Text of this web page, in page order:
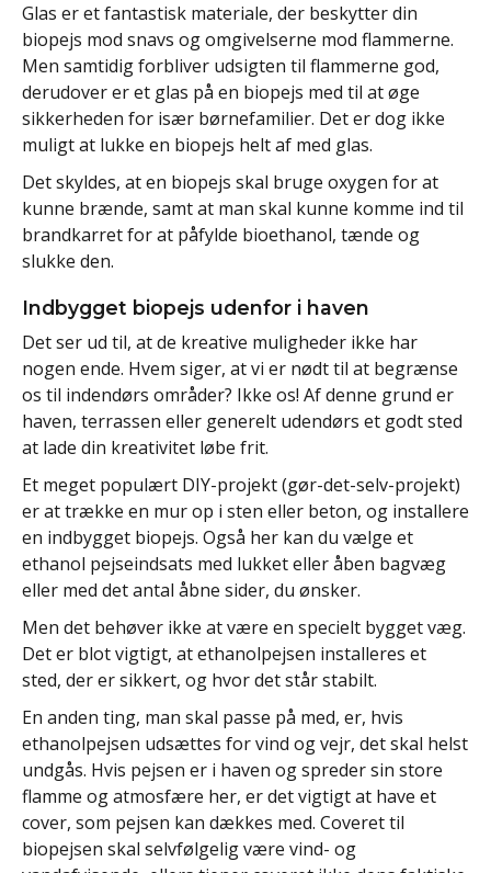
Glas er et fantastisk materiale, der beskytter din
biopejs mod snavs og omgivelserne mod flammerne.
Men samtidig forbliver udsigten til flammerne god,
derudover er et glas på en biopejs med til at øge
sikkerheden for især børnefamilier. Det er dog ikke
muligt at lukke en biopejs helt af med glas.
Det skyldes, at en biopejs skal bruge oxygen for at
kunne brænde, samt at man skal kunne komme ind til
brandkarret for at påfylde bioethanol, tænde og
slukke den.
Indbygget biopejs udenfor i haven
Det ser ud til, at de kreative muligheder ikke har
nogen ende. Hvem siger, at vi er nødt til at begrænse
os til indendørs områder? Ikke os! Af denne grund er
haven, terrassen eller generelt udendørs et godt sted
at lade din kreativitet løbe frit.
Et meget populært DIY-projekt (gør-det-selv-projekt)
er at trække en mur op i sten eller beton, og installere
en indbygget biopejs. Også her kan du vælge et
ethanol pejseindsats med lukket eller åben bagvæg
eller med det antal åbne sider, du ønsker.
Men det behøver ikke at være en specielt bygget væg.
Det er blot vigtigt, at ethanolpejsen installeres et
sted, der er sikkert, og hvor det står stabilt.
En anden ting, man skal passe på med, er, hvis
ethanolpejsen udsættes for vind og vejr, det skal helst
undgås. Hvis pejsen er i haven og spreder sin store
flamme og atmosfære her, er det vigtigt at have et
cover, som pejsen kan dækkes med. Coveret til
biopejsen skal selvfølgelig være vind- og